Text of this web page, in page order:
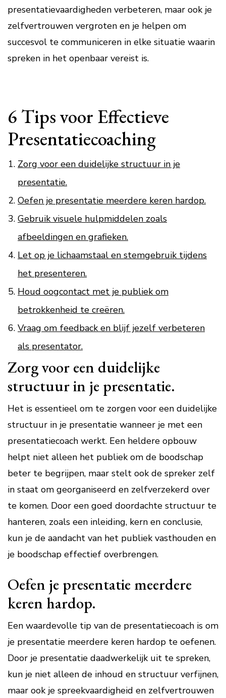
presentatievaardigheden verbeteren, maar ook je
zelfvertrouwen vergroten en je helpen om
succesvol te communiceren in elke situatie waarin
spreken in het openbaar vereist is.
6 Tips voor Effectieve
Presentatiecoaching
Zorg voor een duidelijke structuur in je
presentatie.
Oefen je presentatie meerdere keren hardop.
Gebruik visuele hulpmiddelen zoals
afbeeldingen en grafieken.
Let op je lichaamstaal en stemgebruik tijdens
het presenteren.
Houd oogcontact met je publiek om
betrokkenheid te creëren.
Vraag om feedback en blijf jezelf verbeteren
als presentator.
Zorg voor een duidelijke
structuur in je presentatie.
Het is essentieel om te zorgen voor een duidelijke
structuur in je presentatie wanneer je met een
presentatiecoach werkt. Een heldere opbouw
helpt niet alleen het publiek om de boodschap
beter te begrijpen, maar stelt ook de spreker zelf
in staat om georganiseerd en zelfverzekerd over
te komen. Door een goed doordachte structuur te
hanteren, zoals een inleiding, kern en conclusie,
kun je de aandacht van het publiek vasthouden en
je boodschap effectief overbrengen.
Oefen je presentatie meerdere
keren hardop.
Een waardevolle tip van de presentatiecoach is om
je presentatie meerdere keren hardop te oefenen.
Door je presentatie daadwerkelijk uit te spreken,
kun je niet alleen de inhoud en structuur verfijnen,
maar ook je spreekvaardigheid en zelfvertrouwen